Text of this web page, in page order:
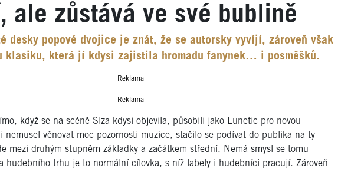
ale zůstává ve své bublině
desky popové dvojice je znát, že se autorsky vyvíjí, zároveň však
klasiku, která jí kdysi zajistila hromadu fanynek… i posměšků.
Reklama
Reklama
když se na scéně Slza kdysi objevila, působili jako Lunetic pro novou
nemusel věnovat moc pozornosti muzice, stačilo se podívat do publika na ty
mezi druhým stupněm základky a začátkem střední. Nemá smysl se tomu
hudebního trhu je to normální cílovka, s níž labely i hudebníci pracují. Zároveň